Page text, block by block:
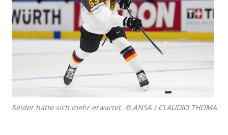
Seider hatte sich mehr erwartet. © ANSA / CLAUDIO THOMA